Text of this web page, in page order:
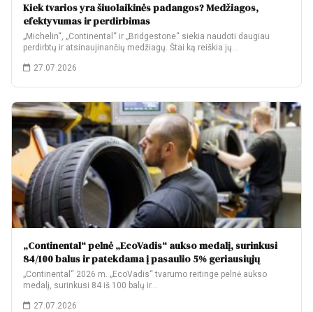
Kiek tvarios yra šiuolaikinės padangos? Medžiagos,
efektyvumas ir perdirbimas
„Michelin“, „Continental“ ir „Bridgestone“ siekia naudoti daugiau
perdirbtų ir atsinaujinančių medžiagų. Štai ką reiškia jų…
27.07.2026
„Continental“ pelnė „EcoVadis“ aukso medalį, surinkusi
84/100 balus ir patekdama į pasaulio 5% geriausiųjų
„Continental“ 2026 m. „EcoVadis“ tvarumo reitinge pelnė aukso
medalį, surinkusi 84 iš 100 balų ir…
27.07.2026